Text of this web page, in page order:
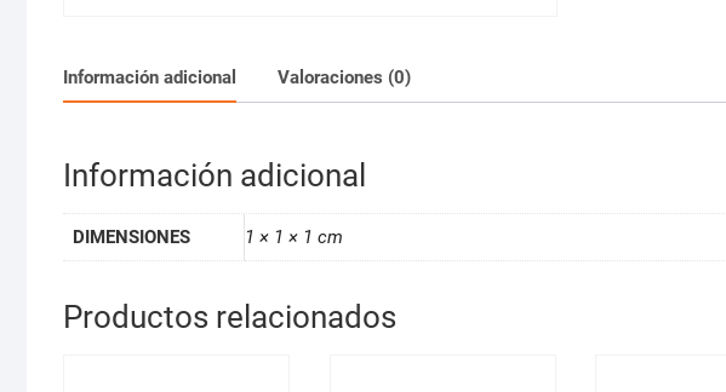
Información adicional Valoraciones (0)
Información adicional
DIMENSIONES 1 × 1 × 1 cm
Productos relacionados